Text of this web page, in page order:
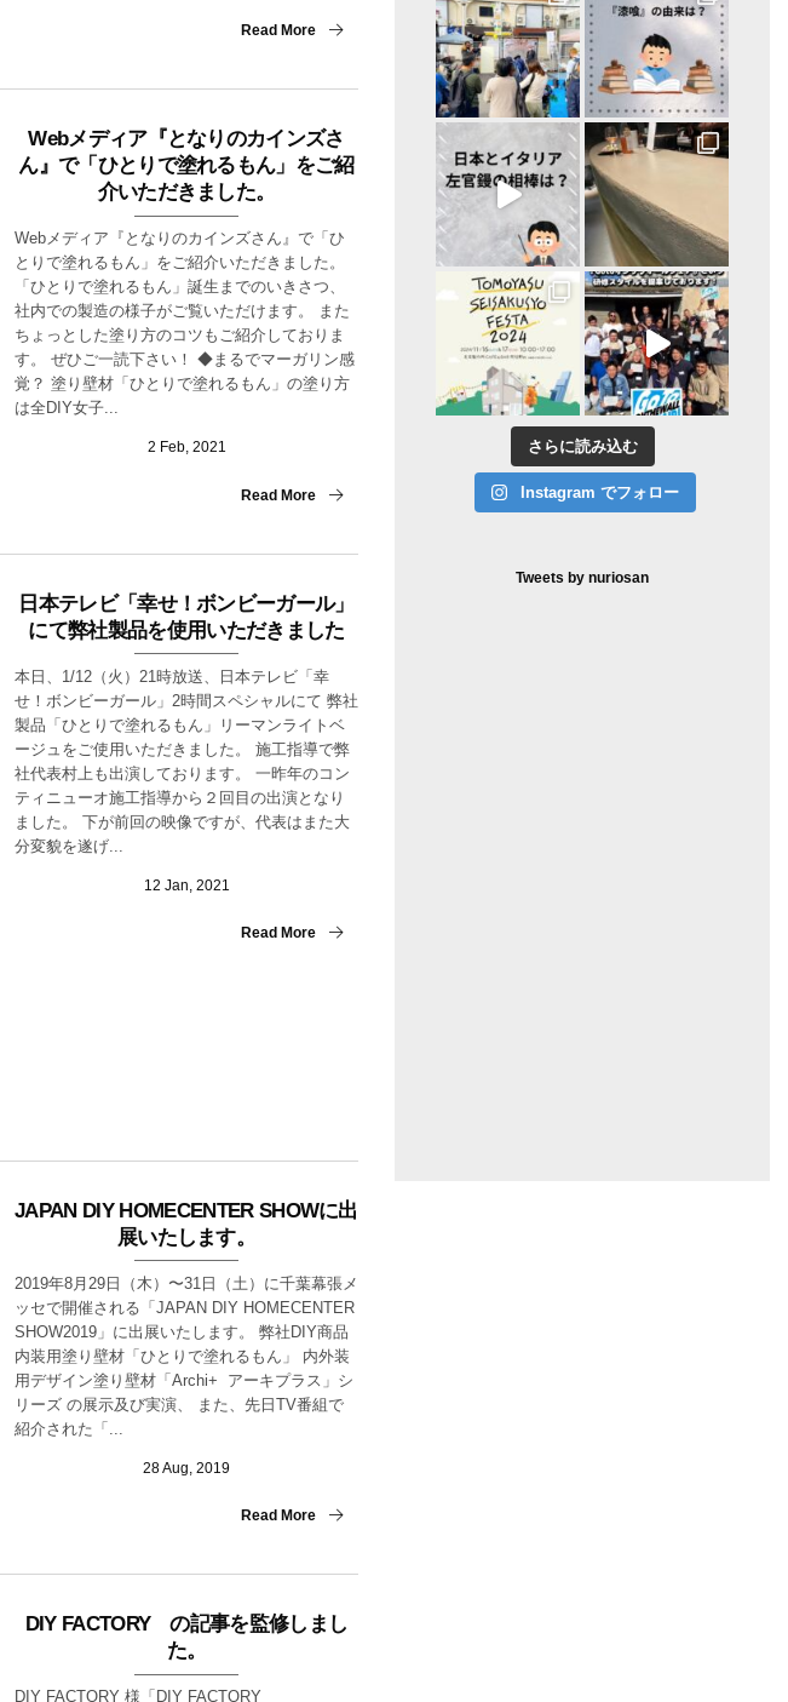
Read More
Webメディア『となりのカインズさ
ん』で「ひとりで塗れるもん」をご紹
介いただきました。
Webメディア『となりのカインズさん』で「ひ
とりで塗れるもん」をご紹介いただきました。
「ひとりで塗れるもん」誕生までのいきさつ、
社内での製造の様子がご覧いただけます。 また
ちょっとした塗り方のコツもご紹介しておりま
す。 ぜひご一読下さい！ ◆まるでマーガリン感
覚？ 塗り壁材「ひとりで塗れるもん」の塗り方
は全DIY女子...
2 Feb, 2021
Read More
日本テレビ「幸せ！ボンビーガール」
にて弊社製品を使用いただきました
本日、1/12（火）21時放送、日本テレビ「幸
せ！ボンビーガール」2時間スペシャルにて 弊社
製品「ひとりで塗れるもん」リーマンライトベ
ージュをご使用いただきました。 施工指導で弊
社代表村上も出演しております。 一昨年のコン
ティニューオ施工指導から２回目の出演となり
ました。 下が前回の映像ですが、代表はまた大
分変貌を遂げ...
12 Jan 2021
Read More
JAPAN DIY HOMECENTER SHOWに出
展いたします。
2019年8月29日（木）〜31日（土）に千葉幕張メ
ッセで開催される「JAPAN DIY HOMECENTER
SHOW2019」に出展いたします。 弊社DIY商品
内装用塗り壁材「ひとりで塗れるもん」 内外装
用デザイン塗り壁材「Archi+ アーキプラス」シ
リーズ の展示及び実演、 また、先日TV番組で
紹介された「...
28Aug 2019
Read More
DIY FACTORY の記事を監修しまし
た。
DIY FACTORY 様「DIY FACTORY
さらに読み込む
Instagram でフォロー
Tweets by nuriosan